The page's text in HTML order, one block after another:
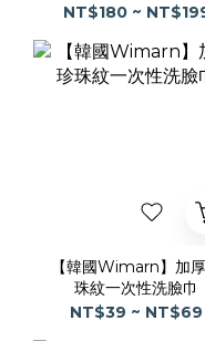
NT$180 ~
【韓國Wimarn】加
珠紋一次性洗臉巾
NT$39 ~ NT$69